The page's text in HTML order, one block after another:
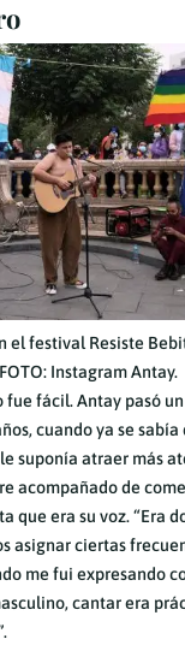
el festival Resiste
Instagram Antay.
fue fácil. Antay pasó
cuando ya se
suponía atraer más
acompañado de
que era su voz. “Era
asignar ciertas
me fui expresando
cantar era